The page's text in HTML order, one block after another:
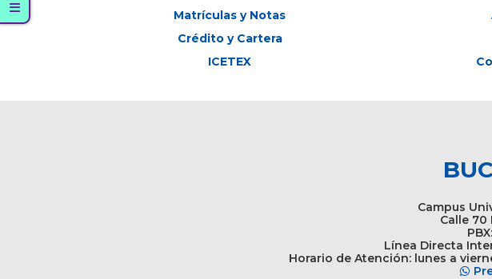
Matrículas y Notas
Crédito y Cartera
ICETEX
Campus
Calle 70
Línea Directa
Horario de Atención: lunes a